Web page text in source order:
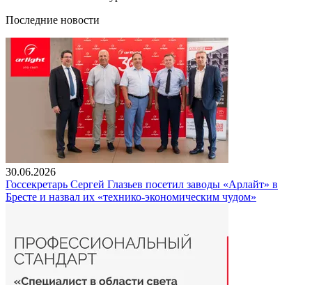
Последние новости
30.06.2026
Госсекретарь Сергей Глазьев посетил заводы «Арлайт» в
Бресте и назвал их «технико-экономическим чудом»